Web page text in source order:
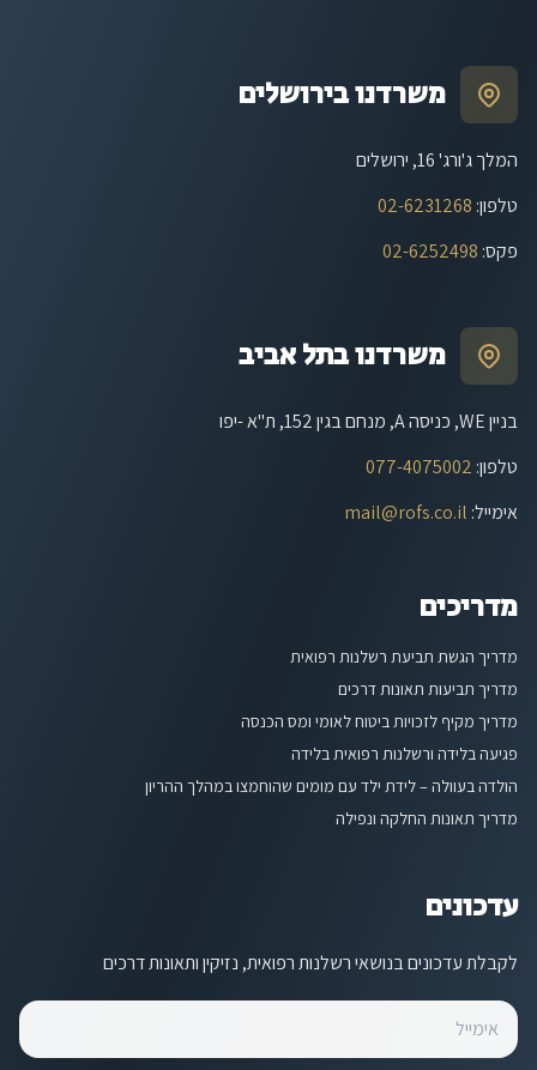
משרדנו בירושלים
המלך ג'ורג' 16, ירושלים
טלפון:
02-6231268
פקס:
02-6252498
משרדנו בתל אביב
בניין WE, כניסה A, מנחם בגין 152, ת"א -יפו
טלפון:
077-4075002
אימייל:
mail@rofs.co.il
מדריכים
מדריך הגשת תביעת רשלנות רפואית
מדריך תביעות תאונות דרכים
מדריך מקיף לזכויות ביטוח לאומי ומס הכנסה
פגיעה בלידה ורשלנות רפואית בלידה
הולדה בעוולה – לידת ילד עם מומים שהוחמצו במהלך ההריון
מדריך תאונות החלקה ונפילה
עדכונים
לקבלת עדכונים בנושאי רשלנות רפואית, נזיקין ותאונות דרכים